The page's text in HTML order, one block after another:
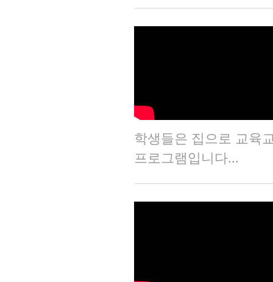
학생들은 집으로 교육
프로그램입니다...